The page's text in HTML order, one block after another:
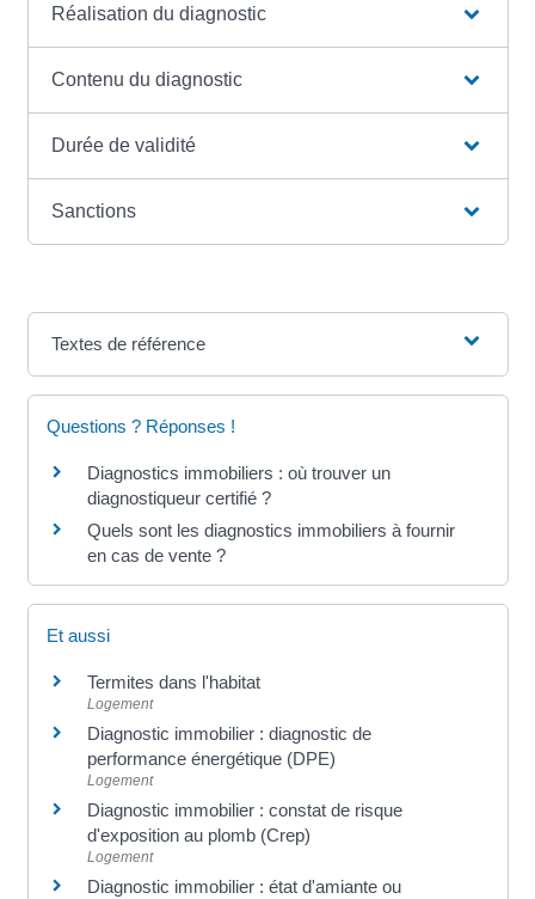
Réalisation du diagnostic
Contenu du diagnostic
Durée de validité
Sanctions
Textes de référence
Questions ? Réponses !
Diagnostics immobiliers : où trouver un
diagnostiqueur certifié ?
Quels sont les diagnostics immobiliers à fournir
en cas de vente ?
Et aussi
Termites dans l'habitat
Logement
Diagnostic immobilier : diagnostic de
performance énergétique (DPE)
Logement
Diagnostic immobilier : constat de risque
d'exposition au plomb (Crep)
Logement
Diagnostic immobilier : état d'amiante ou